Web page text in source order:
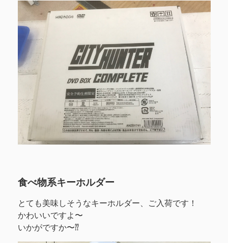
食べ物系キーホルダー
とても美味しそうなキーホルダー、ご入荷です！
かわいいですよ〜
いかがですか〜⁇